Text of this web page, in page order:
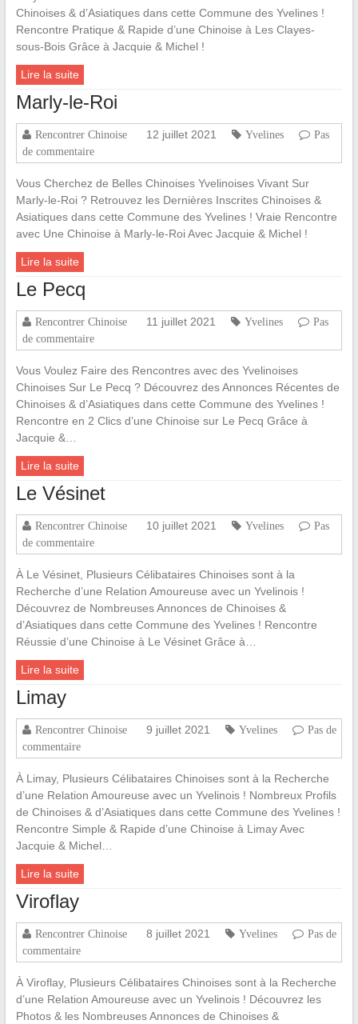
Chinoises & d’Asiatiques dans cette Commune des Yvelines !
Rencontre Pratique & Rapide d’une Chinoise à Les Clayes-
sous-Bois Grâce à Jacquie & Michel !
Lire la suite
Marly-le-Roi
Rencontrer Chinoise 12 juillet 2021 Yvelines
Pas
de commentaire
Vous Cherchez de Belles Chinoises Yvelinoises Vivant Sur
Marly-le-Roi ? Retrouvez les Dernières Inscrites Chinoises &
Asiatiques dans cette Commune des Yvelines ! Vraie Rencontre
avec Une Chinoise à Marly-le-Roi Avec Jacquie & Michel !
Lire la suite
Le Pecq
Rencontrer Chinoise 11 juillet 2021 Yvelines
Pas
de commentaire
Vous Voulez Faire des Rencontres avec des Yvelinoises
Chinoises Sur Le Pecq ? Découvrez des Annonces Récentes de
Chinoises & d’Asiatiques dans cette Commune des Yvelines !
Rencontre en 2 Clics d’une Chinoise sur Le Pecq Grâce à
Jacquie &…
Lire la suite
Le Vésinet
Rencontrer Chinoise 10 juillet 2021 Yvelines
Pas
de commentaire
À Le Vésinet, Plusieurs Célibataires Chinoises sont à la
Recherche d’une Relation Amoureuse avec un Yvelinois !
Découvrez de Nombreuses Annonces de Chinoises &
d’Asiatiques dans cette Commune des Yvelines ! Rencontre
Réussie d’une Chinoise à Le Vésinet Grâce à…
Lire la suite
Limay
Rencontrer Chinoise 9 juillet 2021 Yvelines
Pas de
commentaire
À Limay, Plusieurs Célibataires Chinoises sont à la Recherche
d’une Relation Amoureuse avec un Yvelinois ! Nombreux Profils
de Chinoises & d’Asiatiques dans cette Commune des Yvelines !
Rencontre Simple & Rapide d’une Chinoise à Limay Avec
Jacquie & Michel…
Lire la suite
Viroflay
Rencontrer Chinoise 8 juillet 2021 Yvelines
Pas de
commentaire
À Viroflay, Plusieurs Célibataires Chinoises sont à la Recherche
d’une Relation Amoureuse avec un Yvelinois ! Découvrez les
Photos & les Nombreuses Annonces de Chinoises &